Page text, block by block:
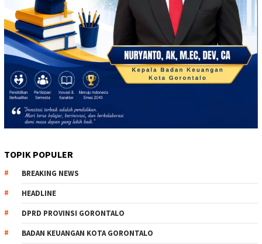
TOPIK POPULER
BREAKING NEWS
HEADLINE
DPRD PROVINSI GORONTALO
BADAN KEUANGAN KOTA GORONTALO